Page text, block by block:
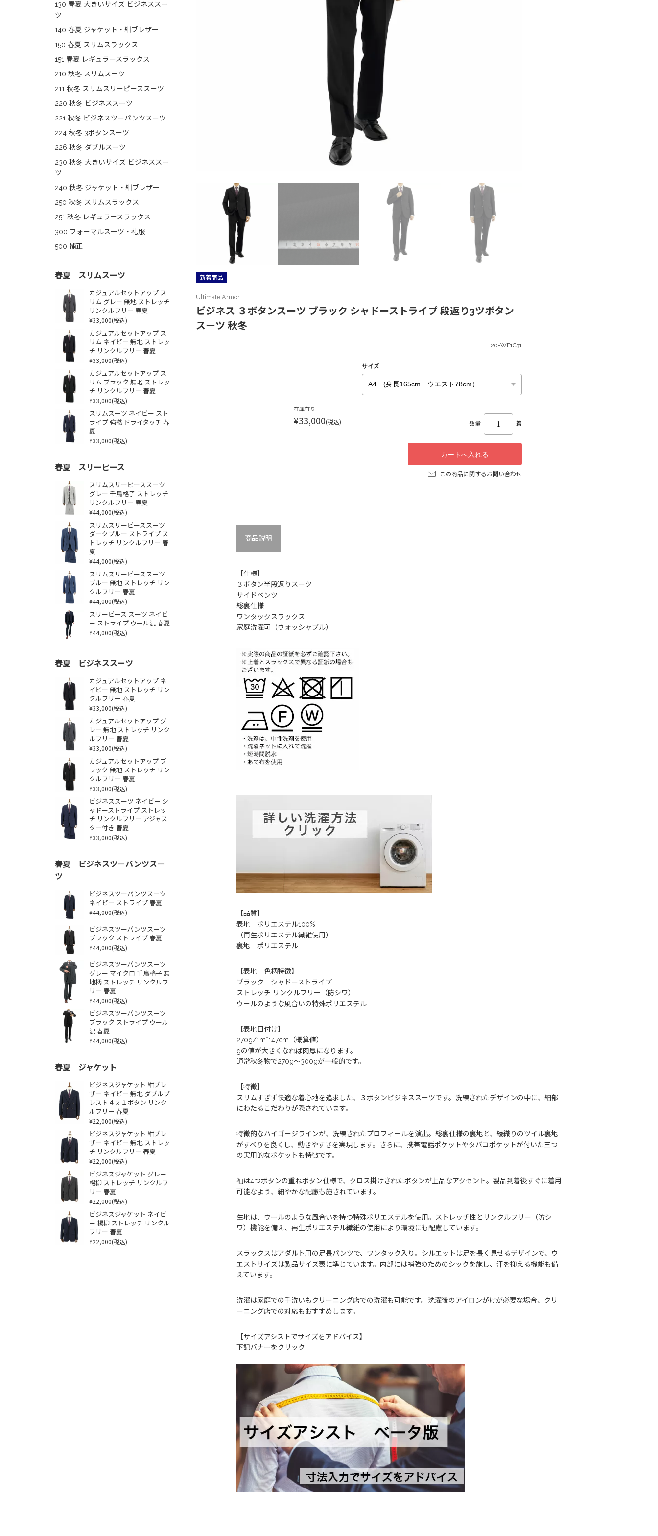
新着商品
Ultimate Armor
ビジネス ３ボタンスーツ ブラック シャドーストライプ 段返り3ツボタン
スーツ 秋冬
20-WF1C31
サイズ
在庫有り
¥33,000(税込) 数量 着
この商品に関するお問い合わせ
商品説明
【仕様】
３ボタン半段返りスーツ
サイドベンツ
総裏仕様
ワンタックスラックス
家庭洗濯可（ウォッシャブル）
【品質】
表地 ポリエステル100%
（再生ポリエステル繊維使用）
裏地 ポリエステル
【表地 色柄特徴】
ブラック シャドーストライプ
ストレッチ リンクルフリー（防シワ）
ウールのような風合いの特殊ポリエステル
【表地目付け】
270g/1m*147cm（概算値）
gの値が大きくなれば肉厚になります。
通常秋冬物で270g～300gが一般的です。
【特徴】
スリムすぎず快適な着心地を追求した、３ボタンビジネススーツです。洗練されたデザインの中に、細部
にわたるこだわりが隠されています。
特徴的なハイゴージラインが、洗練されたプロフィールを演出。総裏仕様の裏地と、綾織りのツイル裏地
がすべりを良くし、動きやすさを実現します。さらに、携帯電話ポケットやタバコポケットが付いた三つ
の実用的なポケットも特徴です。
袖は4つボタンの重ねボタン仕様で、クロス掛けされたボタンが上品なアクセント。製品到着後すぐに着用
可能なよう、細やかな配慮も施されています。
生地は、ウールのような風合いを持つ特殊ポリエステルを使用。ストレッチ性とリンクルフリー（防シ
ワ）機能を備え、再生ポリエステル繊維の使用により環境にも配慮しています。
スラックスはアダルト用の足長パンツで、ワンタック入り。シルエットは足を長く見せるデザインで、ウ
エストサイズは製品サイズ表に準じています。内部には補強のためのシックを施し、汗を抑える機能も備
えています。
洗濯は家庭での手洗いもクリーニング店での洗濯も可能です。洗濯後のアイロンがけが必要な場合、クリ
ーニング店での対応もおすすめします。
【サイズアシストでサイズをアドバイス】
下記バナーをクリック
130 春夏 大きいサイズ ビジネススー
ツ
140 春夏 ジャケット・紺ブレザー
150 春夏 スリムスラックス
151 春夏 レギュラースラックス
210 秋冬 スリムスーツ
211 秋冬 スリムスリーピーススーツ
220 秋冬 ビジネススーツ
221 秋冬 ビジネスツーパンツスーツ
224 秋冬 3ボタンスーツ
226 秋冬 ダブルスーツ
230 秋冬 大きいサイズ ビジネススー
ツ
240 秋冬 ジャケット・紺ブレザー
250 秋冬 スリムスラックス
251 秋冬 レギュラースラックス
300 フォーマルスーツ・礼服
500 補正
春夏 スリムスーツ
カジュアルセットアップ ス
リム グレー 無地 ストレッチ
リンクルフリー 春夏
¥33,000(税込)
カジュアルセットアップ ス
リム ネイビー 無地 ストレッ
チ リンクルフリー 春夏
¥33,000(税込)
カジュアルセットアップ ス
リム ブラック 無地 ストレッ
チ リンクルフリー 春夏
¥33,000(税込)
スリムスーツ ネイビー スト
ライプ 強撚 ドライタッチ 春
夏
¥33,000(税込)
春夏 スリーピース
スリムスリーピーススーツ
グレー 千鳥格子 ストレッチ
リンクルフリー 春夏
¥44,000(税込)
スリムスリーピーススーツ
ダークブルー ストライプ ス
トレッチ リンクルフリー 春
夏
¥44,000(税込)
スリムスリーピーススーツ
ブルー 無地 ストレッチ リン
クルフリー 春夏
¥44,000(税込)
スリーピース スーツ ネイビ
ー ストライプ ウール混 春夏
¥44,000(税込)
春夏 ビジネススーツ
カジュアルセットアップ ネ
イビー 無地 ストレッチ リン
クルフリー 春夏
¥33,000(税込)
カジュアルセットアップ グ
レー 無地 ストレッチ リンク
ルフリー 春夏
¥33,000(税込)
カジュアルセットアップ ブ
ラック 無地 ストレッチ リン
クルフリー 春夏
¥33,000(税込)
ビジネススーツ ネイビー シ
ャドーストライプ ストレッ
チ リンクルフリー アジャス
ター付き 春夏
¥33,000(税込)
春夏 ビジネスツーパンツスー
ツ
ビジネスツーパンツスーツ
ネイビー ストライプ 春夏
¥44,000(税込)
ビジネスツーパンツスーツ
ブラック ストライプ 春夏
¥44,000(税込)
ビジネスツーパンツスーツ
グレー マイクロ 千鳥格子 無
地柄 ストレッチ リンクルフ
リー 春夏
¥44,000(税込)
ビジネスツーパンツスーツ
ブラック ストライプ ウール
混 春夏
¥44,000(税込)
春夏 ジャケット
ビジネスジャケット 紺ブレ
ザー ネイビー 無地 ダブルブ
レスト４ｘ１ボタン リンク
ルフリー 春夏
¥22,000(税込)
ビジネスジャケット 紺ブレ
ザー ネイビー 無地 ストレッ
チ リンクルフリー 春夏
¥22,000(税込)
ビジネスジャケット グレー
楊柳 ストレッチ リンクルフ
リー 春夏
¥22,000(税込)
ビジネスジャケット ネイビ
ー 楊柳 ストレッチ リンクル
フリー 春夏
¥22,000(税込)